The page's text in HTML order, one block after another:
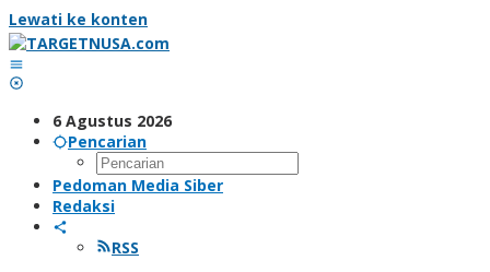
Lewati ke konten
6 Agustus 2026
Pencarian
Pedoman Media Siber
Redaksi
RSS